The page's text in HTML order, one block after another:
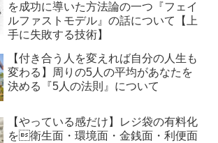
を成功に導いた方法論の一つ『フェイ
ルファストモデル』の話について【上
手に失敗する技術】
【付き合う人を変えれば自分の人生も
変わる】周りの5人の平均があなたを
決める『5人の法則』について
【やっている感だけ】レジ袋の有料化
を衛生面・環境面・金銭面・利便面